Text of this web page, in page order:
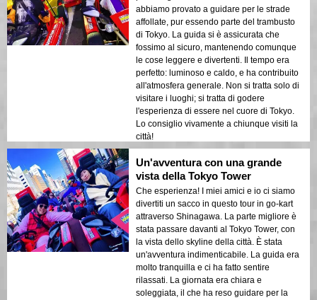
abbiamo provato a guidare per le strade
affollate, pur essendo parte del trambusto
di Tokyo. La guida si è assicurata che
fossimo al sicuro, mantenendo comunque
le cose leggere e divertenti. Il tempo era
perfetto: luminoso e caldo, e ha contribuito
all'atmosfera generale. Non si tratta solo di
visitare i luoghi; si tratta di godere
l'esperienza di essere nel cuore di Tokyo.
Lo consiglio vivamente a chiunque visiti la
città!
Un'avventura con una grande
vista della Tokyo Tower
Che esperienza! I miei amici e io ci siamo
divertiti un sacco in questo tour in go-kart
attraverso Shinagawa. La parte migliore è
stata passare davanti al Tokyo Tower, con
la vista dello skyline della città. È stata
un'avventura indimenticabile. La guida era
molto tranquilla e ci ha fatto sentire
rilassati. La giornata era chiara e
soleggiata, il che ha reso guidare per la